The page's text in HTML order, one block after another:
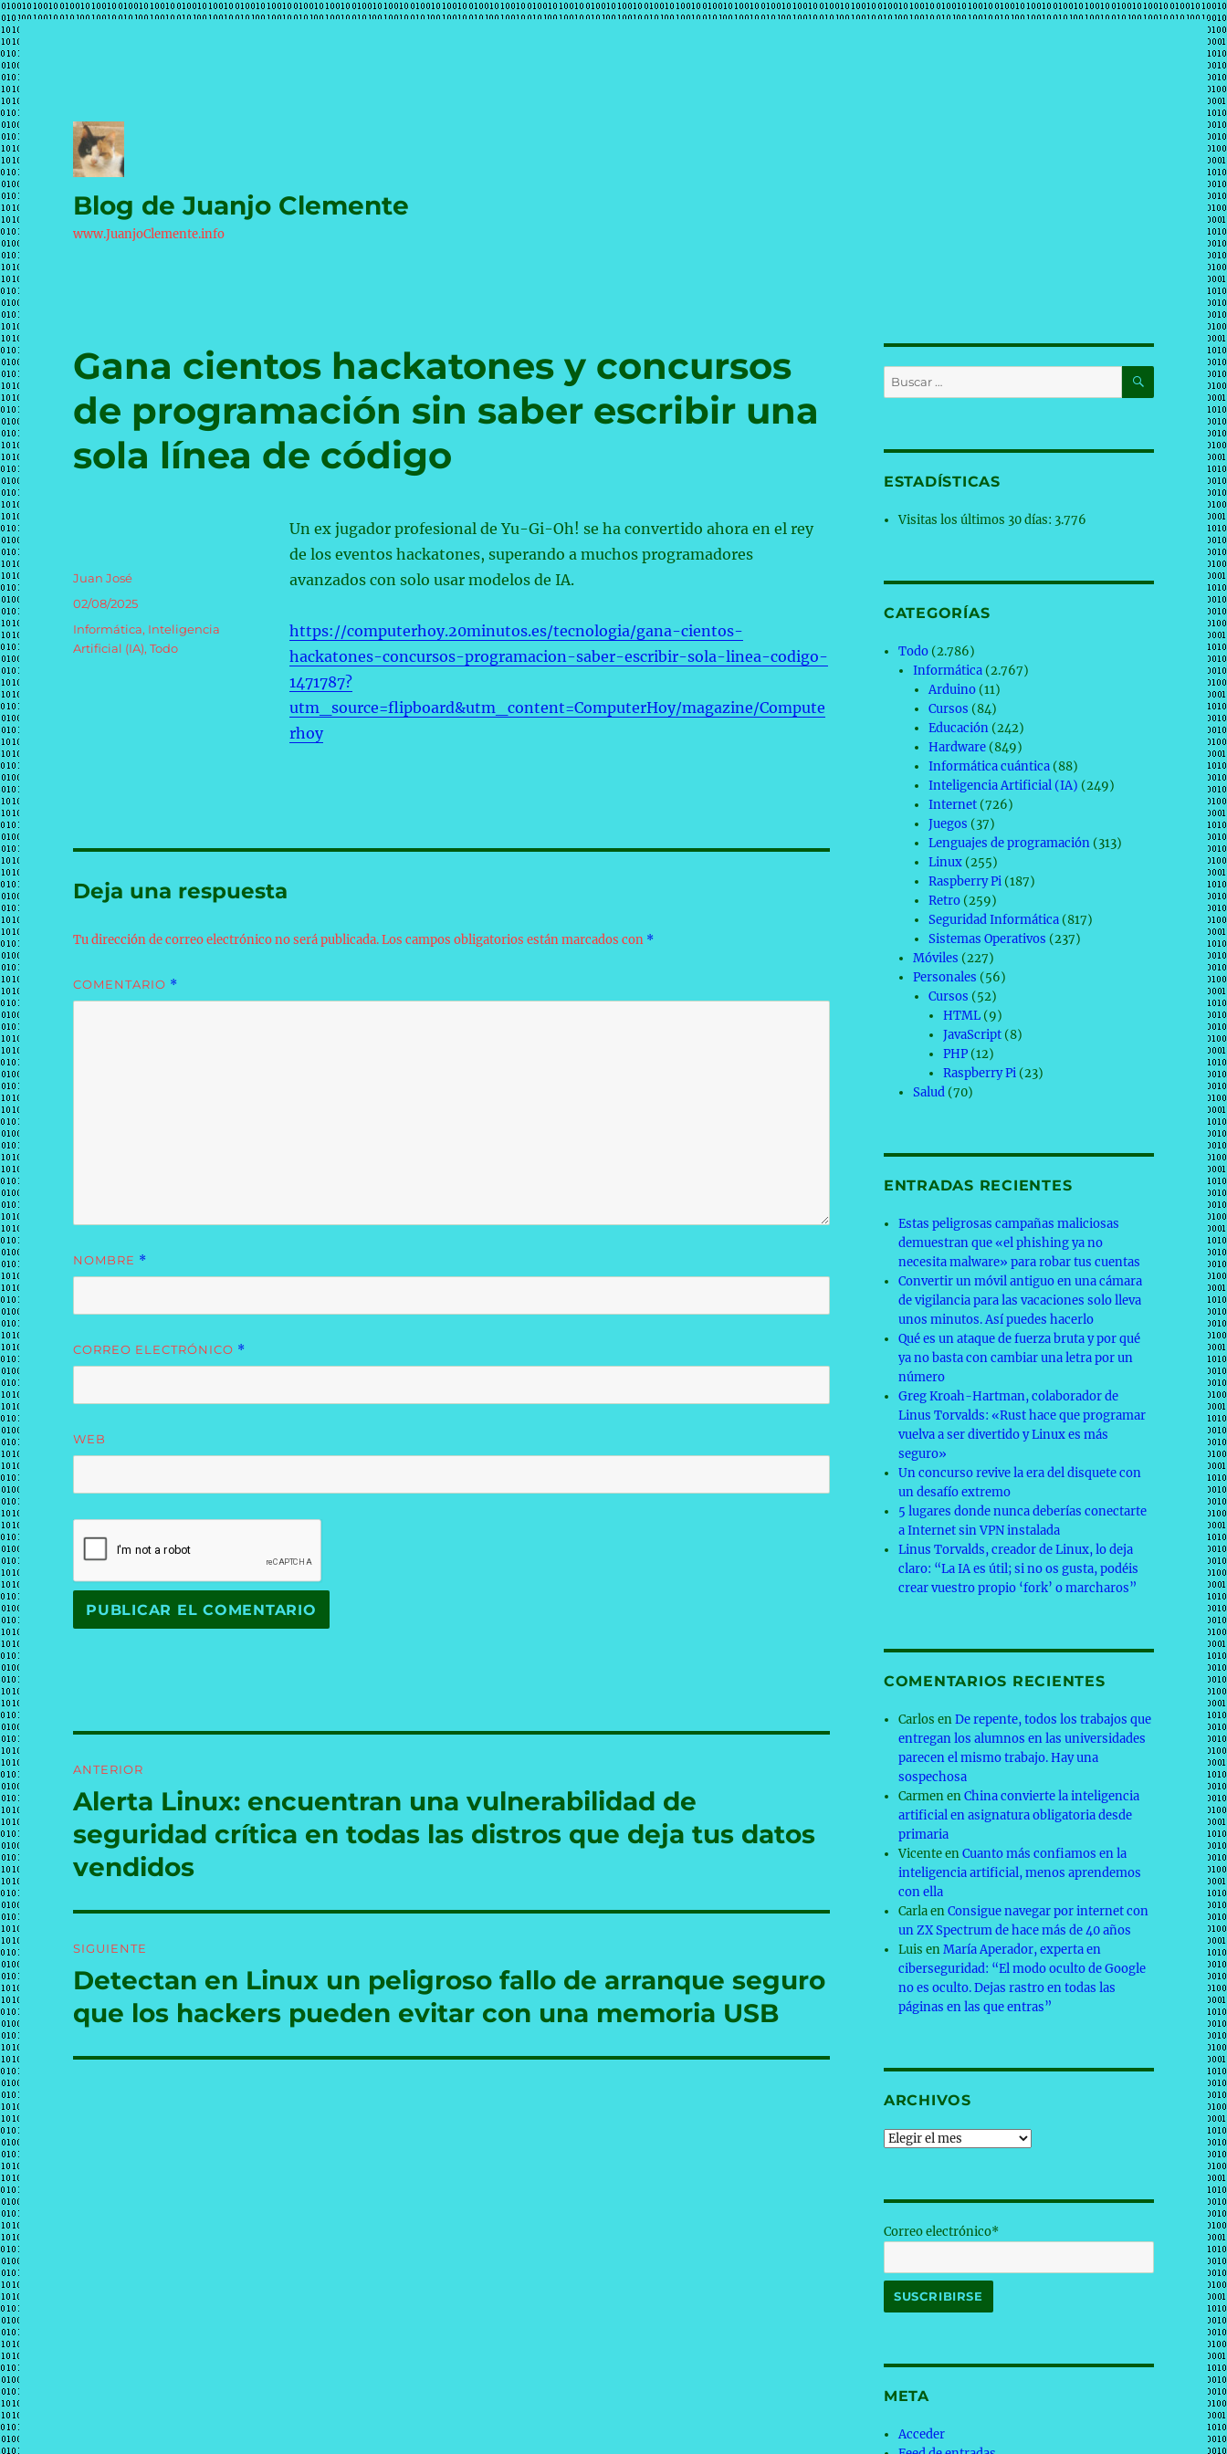
Blog de Juanjo Clemente
www.JuanjoClemente.info
Gana cientos hackatones y concursos
de programación sin saber escribir una
sola línea de código
Un ex jugador profesional de Yu-Gi-Oh! se ha convertido ahora en el rey
de los eventos hackatones, superando a muchos programadores
avanzados con solo usar modelos de IA.
https://computerhoy.20minutos.es/tecnologia/gana-cientos-
hackatones-concursos-programacion-saber-escribir-sola-linea-codigo-
1471787?
utm_source=flipboard&utm_content=ComputerHoy/magazine/Compute
rhoy
Autor
Juan José
Publicado
02/08/2025
Categorías
Informática, Inteligencia
Artificial (IA),Todo
Deja una respuesta
Tu dirección de correo electrónico no será publicada.Los campos obligatorios están marcados con *
COMENTARIO *
NOMBRE *
CORREO ELECTRÓNICO *
WEB
de
entradas
ANTERIOR
Entrada
Alerta Linux: encuentran una vulnerabilidad de
seguridad crítica en todas las distros que deja tus datos
vendidos
SIGUIENTE
Entrada
siguiente:
Detectan en Linux un peligroso fallo de arranque seguro
que los hackers pueden evitar con una memoria USB
Buscar
por:
BUSCAR
ESTADÍSTICAS
Visitas los últimos 30 días: 3.776
CATEGORÍAS
Todo (2.786)
Informática (2.767)
Arduino(11)
Cursos (84)
Educación(242)
Hardware(849)
Informática cuántica(88)
Inteligencia Artificial (IA) (249)
Internet(726)
Juegos (37)
Lenguajes de programación(313)
Linux(255)
Raspberry Pi(187)
Retro(259)
Seguridad Informática(817)
Sistemas Operativos (237)
Móviles (227)
Personales (56)
Cursos (52)
HTML(9)
JavaScript(8)
PHP(12)
Raspberry Pi(23)
Salud (70)
ENTRADAS RECIENTES
Estas peligrosas campañas maliciosas
demuestran que «el phishing ya no
necesita malware» para robar tus cuentas
Convertir un móvil antiguo en una cámara
de vigilancia para las vacaciones solo lleva
unos minutos. Así puedes hacerlo
Qué es un ataque de fuerza bruta y por qué
ya no basta con cambiar una letra por un
número
Greg Kroah-Hartman, colaborador de
Linus Torvalds: «Rust hace que programar
vuelva a ser divertido y Linux es más
seguro»
Un concurso revive la era del disquete con
un desafío extremo
5 lugares donde nunca deberías conectarte
a Internet sin VPN instalada
Linus Torvalds, creador de Linux, lo deja
claro: “La IA es útil; si no os gusta, podéis
crear vuestro propio ‘fork’ o marcharos”
COMENTARIOS RECIENTES
Carlos enDe repente, todos los trabajos que
entregan los alumnos en las universidades
parecen el mismo trabajo. Hay una
sospechosa
CarmenenChina convierte la inteligencia
artificial en asignatura obligatoria desde
primaria
VicenteenCuanto más confiamos en la
inteligencia artificial, menos aprendemos
con ella
CarlaenConsigue navegar por internet con
un ZX Spectrum de hace más de 40 años
Luis enMaría Aperador, experta en
ciberseguridad: “El modo oculto de Google
no es oculto. Dejas rastro en todas las
páginas en las que entras”
ARCHIVOS
Archivos
Correo electrónico*
META
Acceder